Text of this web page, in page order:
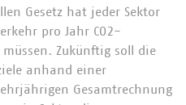
Gesetz hat jeder Sektor
pro Jahr CO2-
Zukünftig soll die
anhand einer
Gesamtrechnung